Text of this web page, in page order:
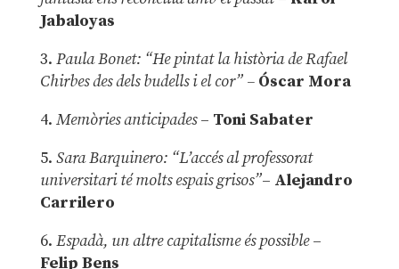
Jabaloyas
3. Paula Bonet: “He pintat la història de Rafael
Chirbes des dels budells i el cor” –Óscar Mora
4. Memòries anticipades– Toni Sabater
5. Sara Barquinero: “L’accés al professorat
universitari té molts espais grisos”– Alejandro
Carrilero
6. Espadà, un altre capitalisme és possible –
Felip Bens